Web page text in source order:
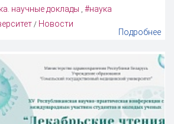
научные доклады , #наука
/ Новости
Подробнее